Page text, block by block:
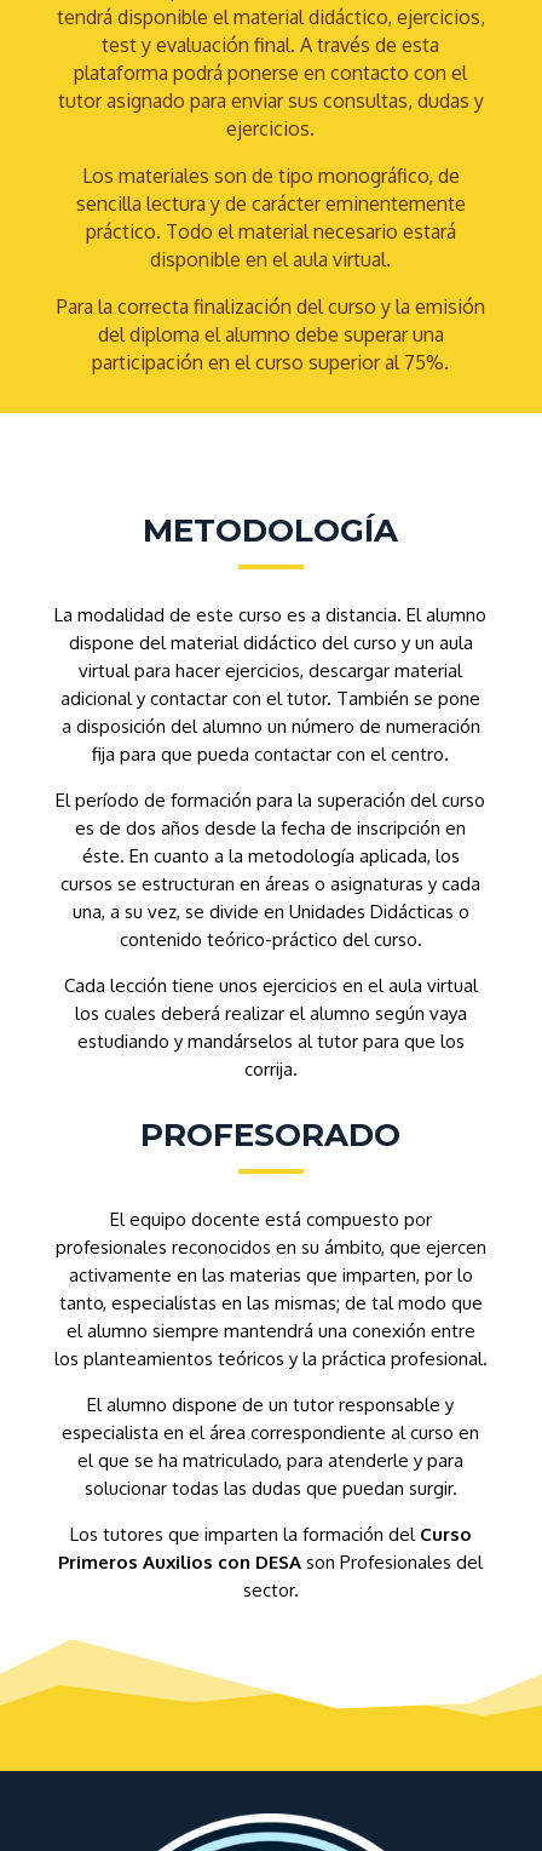
tendrá disponible el material didáctico, ejercicios,
test y evaluación final. A través de esta
plataforma podrá ponerse en contacto con el
tutor asignado para enviar sus consultas, dudas y
ejercicios.
Los materiales son de tipo monográfico, de
sencilla lectura y de carácter eminentemente
práctico. Todo el material necesario estará
disponible en el aula virtual.
Para la correcta finalización del curso y la emisión
del diploma el alumno debe superar una
participación en el curso superior al 75%.
METODOLOGÍA
La modalidad de este curso es a distancia. El alumno
dispone del material didáctico del curso y un aula
virtual para hacer ejercicios, descargar material
adicional y contactar con el tutor. También se pone
a disposición del alumno un número de numeración
fija para que pueda contactar con el centro.
El período de formación para la superación del curso
es de dos años desde la fecha de inscripción en
éste. En cuanto a la metodología aplicada, los
cursos se estructuran en áreas o asignaturas y cada
una, a su vez, se divide en Unidades Didácticas o
contenido teórico-práctico del curso.
Cada lección tiene unos ejercicios en el aula virtual
los cuales deberá realizar el alumno según vaya
estudiando y mandárselos al tutor para que los
corrija.
PROFESORADO
El equipo docente está compuesto por
profesionales reconocidos en su ámbito, que ejercen
activamente en las materias que imparten, por lo
tanto, especialistas en las mismas; de tal modo que
el alumno siempre mantendrá una conexión entre
los planteamientos teóricos y la práctica profesional.
El alumno dispone de un tutor responsable y
especialista en el área correspondiente al curso en
el que se ha matriculado, para atenderle y para
solucionar todas las dudas que puedan surgir.
Los tutores que imparten la formación del Curso
Primeros Auxilios con DESAson Profesionales del
sector.